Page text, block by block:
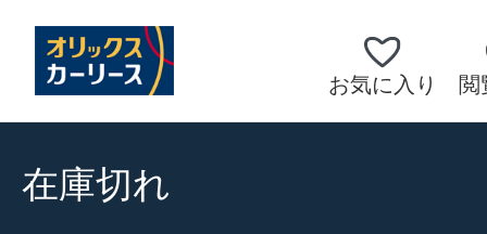
お気に入り 閲
在庫切れ